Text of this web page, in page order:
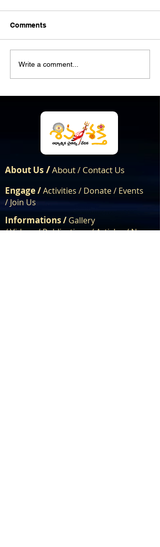
హిందూ శోభాయాత్ర సంఘ్
బంటుమిల్లి
Comments
Write a comment...
About Us /About/ Contact Us
Engage /Activities / Donate / Events
/ Join Us
Informations / Gallery
/Videos/Publications/Articles /News